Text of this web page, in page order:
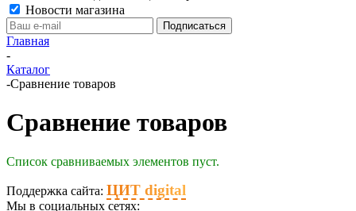
Новости магазина
Главная
-
Каталог
-Сравнение товаров
Сравнение товаров
Список сравниваемых элементов пуст.
Поддержка сайта: ЦИТ digital
Мы в социальных сетях: